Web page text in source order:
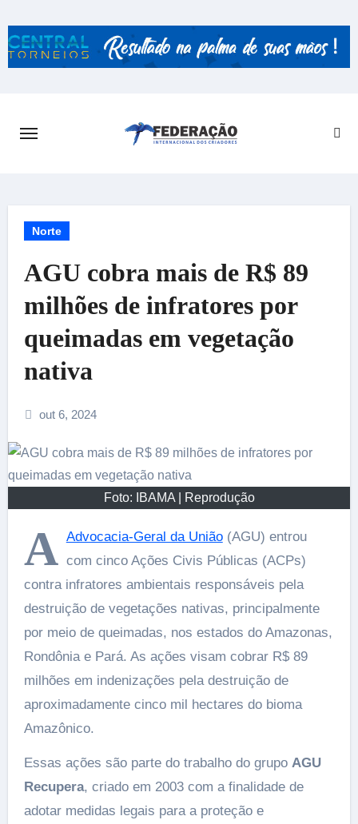
content
Norte
AGU cobra mais de R$ 89
milhões de infratores por
queimadas em vegetação
nativa
out 6, 2024
Foto: IBAMA | Reprodução
A Advocacia-Geral da União(AGU) entrou
com cinco Ações Civis Públicas (ACPs)
contra infratores ambientais responsáveis pela
destruição de vegetações nativas, principalmente
por meio de queimadas, nos estados do Amazonas,
Rondônia e Pará. As ações visam cobrar R$ 89
milhões em indenizações pela destruição de
aproximadamente cinco mil hectares do bioma
Amazônico.
Essas ações são parte do trabalho do grupo AGU
Recupera, criado em 2003 com a finalidade de
adotar medidas legais para a proteção e